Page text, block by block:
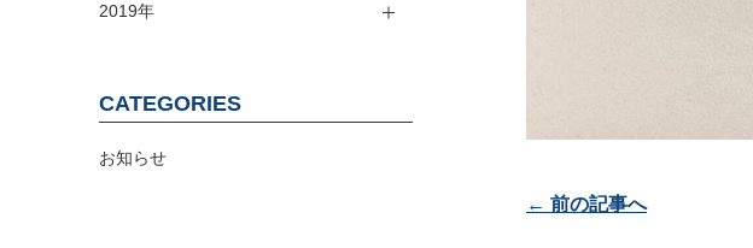
投
← 前の記事へ
2019年
CATEGORIES
お知らせ